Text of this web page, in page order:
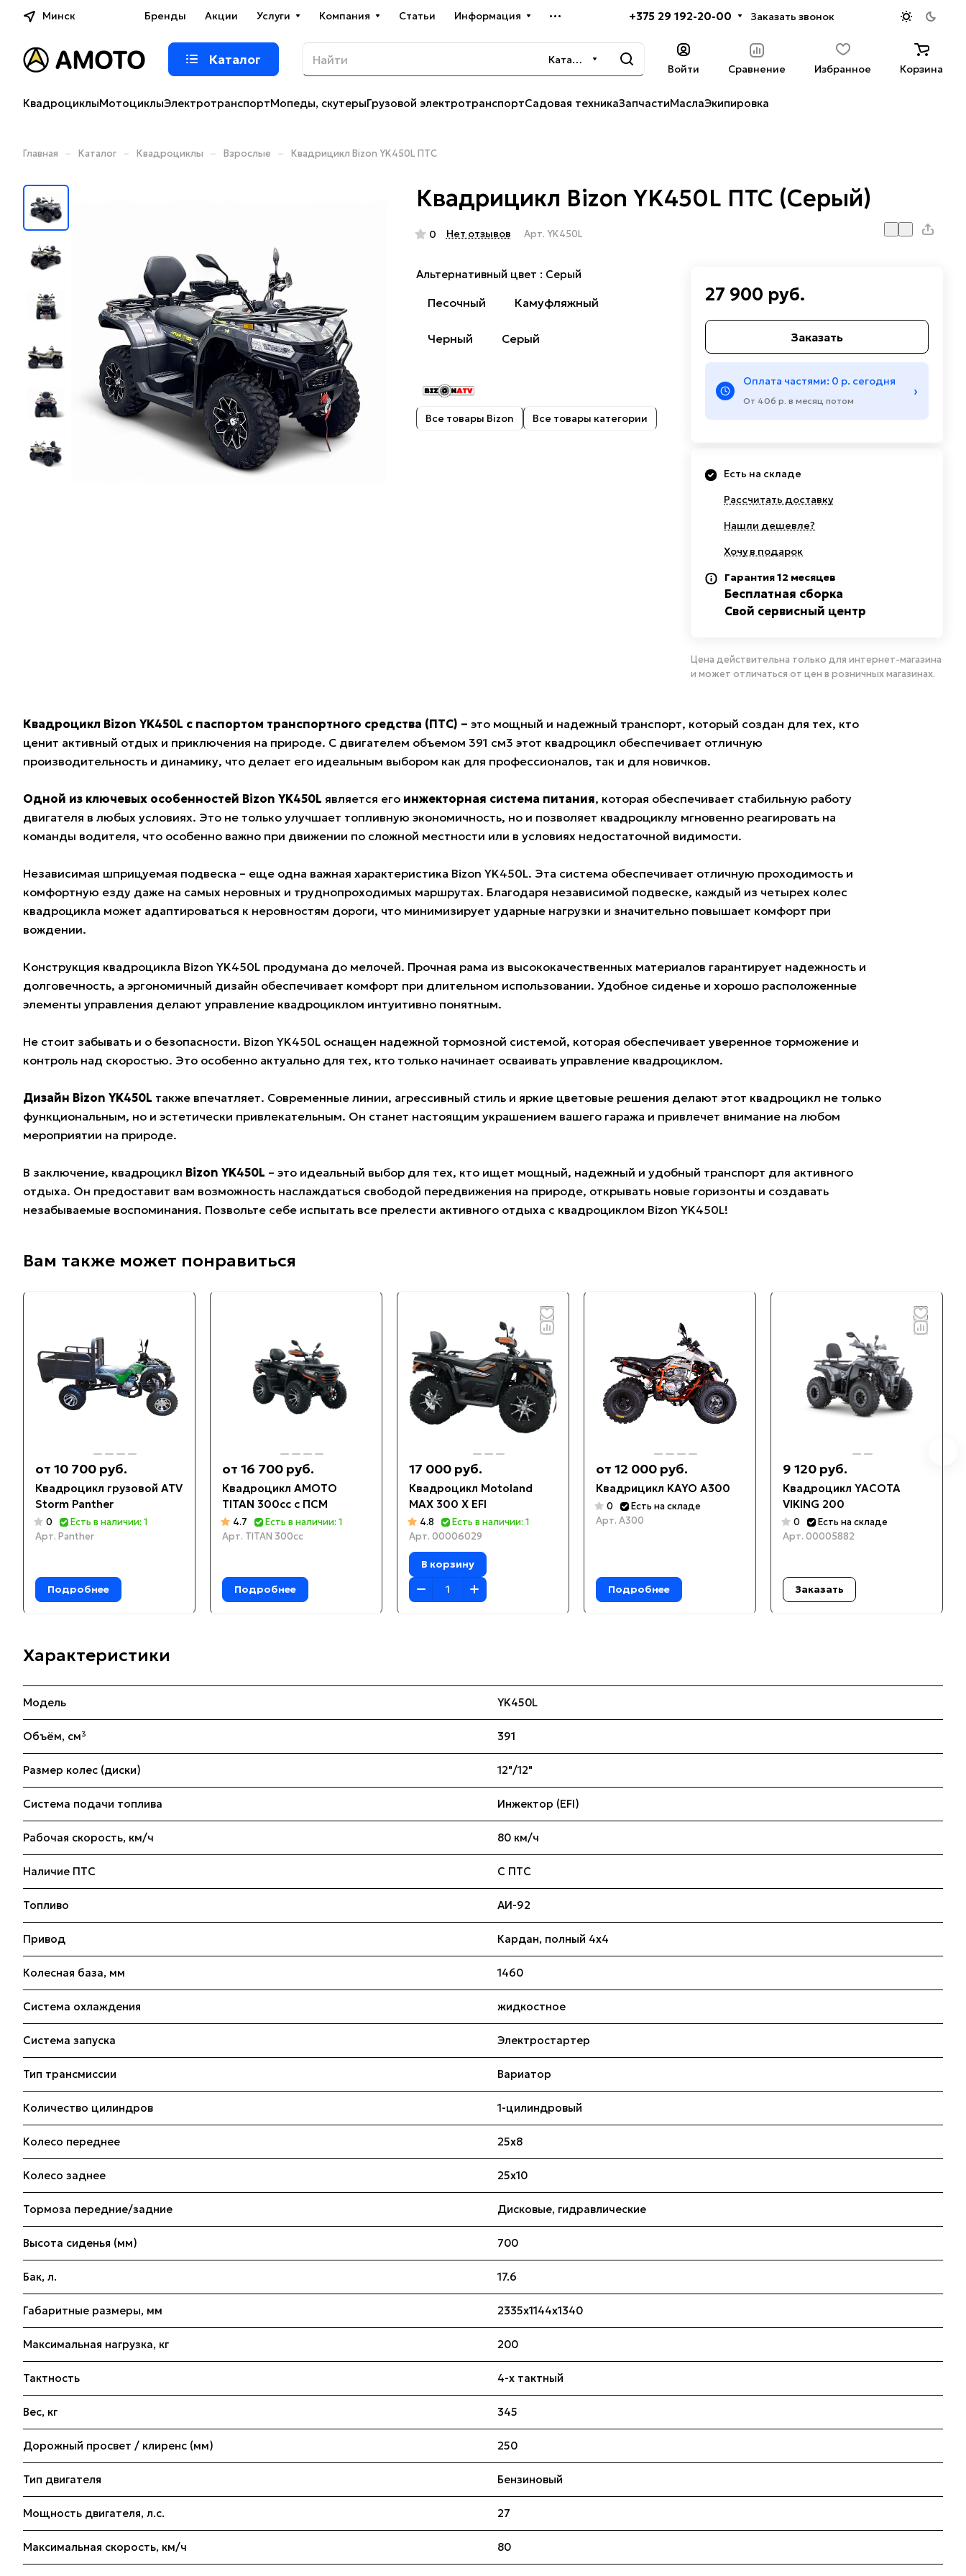
Минск Бренды Акции Услуги Компания Статьи Информация +375 29 192-20-00 Заказать звонок
Каталог Каталог
Войти Сравнение Избранное Корзина
КвадроциклыМотоциклыЭлектротранспортМопеды, скутерыГрузовой электротранспортСадовая техникаЗапчастиМаслаЭкипировка
Главная – Каталог – Квадроциклы – Взрослые – Квадрицикл Bizon YK450L ПТС
Квадрицикл Bizon YK450L ПТС (Серый)
0 Нет отзывов Арт. YK450L
Альтернативный цвет : Серый
Песочный Камуфляжный
Черный Серый
Все товары Bizon Все товары категории
27 900 руб.
Заказать
Оплата частями: 0 р. сегодня
От 406 р. в месяц потом
›
Есть на складе
Рассчитать доставку
Нашли дешевле?
Хочу в подарок
Гарантия 12 месяцев
Бесплатная сборка
Свой сервисный центр
Цена действительна только для интернет-магазина
и может отличаться от цен в розничных магазинах.
Квадроцикл Bizon YK450L с паспортом транспортного средства (ПТС) – это мощный и надежный транспорт, который создан для тех, кто
ценит активный отдых и приключения на природе. С двигателем объемом 391 см3 этот квадроцикл обеспечивает отличную
производительность и динамику, что делает его идеальным выбором как для профессионалов, так и для новичков.
Одной из ключевых особенностей Bizon YK450L является его инжекторная система питания, которая обеспечивает стабильную работу
двигателя в любых условиях. Это не только улучшает топливную экономичность, но и позволяет квадроциклу мгновенно реагировать на
команды водителя, что особенно важно при движении по сложной местности или в условиях недостаточной видимости.
Независимая шприцуемая подвеска – еще одна важная характеристика Bizon YK450L. Эта система обеспечивает отличную проходимость и
комфортную езду даже на самых неровных и труднопроходимых маршрутах. Благодаря независимой подвеске, каждый из четырех колес
квадроцикла может адаптироваться к неровностям дороги, что минимизирует ударные нагрузки и значительно повышает комфорт при
вождении.
Конструкция квадроцикла Bizon YK450L продумана до мелочей. Прочная рама из высококачественных материалов гарантирует надежность и
долговечность, а эргономичный дизайн обеспечивает комфорт при длительном использовании. Удобное сиденье и хорошо расположенные
элементы управления делают управление квадроциклом интуитивно понятным.
Не стоит забывать и о безопасности. Bizon YK450L оснащен надежной тормозной системой, которая обеспечивает уверенное торможение и
контроль над скоростью. Это особенно актуально для тех, кто только начинает осваивать управление квадроциклом.
Дизайн Bizon YK450L также впечатляет. Современные линии, агрессивный стиль и яркие цветовые решения делают этот квадроцикл не только
функциональным, но и эстетически привлекательным. Он станет настоящим украшением вашего гаража и привлечет внимание на любом
мероприятии на природе.
В заключение, квадроцикл Bizon YK450L – это идеальный выбор для тех, кто ищет мощный, надежный и удобный транспорт для активного
отдыха. Он предоставит вам возможность наслаждаться свободой передвижения на природе, открывать новые горизонты и создавать
незабываемые воспоминания. Позвольте себе испытать все прелести активного отдыха с квадроциклом Bizon YK450L!
Вам также может понравиться
от 10 700 руб.
Квадроцикл грузовой ATV
Storm Panther
0
Есть в наличии: 1
Арт. Panther
Подробнее
от 16 700 руб.
Квадроцикл AMOTO
TITAN 300cc с ПСМ
4.7
Есть в наличии: 1
Арт. TITAN 300cc
Подробнее
17 000 руб.
Квадроцикл Motoland
MAX 300 X EFI
4.8
Есть в наличии: 1
Арт. 00006029
В корзину
от 12 000 руб.
Квадрицикл KAYO A300
0
Есть на складе
Арт. A300
Подробнее
9 120 руб.
Квадроцикл YACOTA
VIKING 200
0
Есть на складе
Арт. 00005882
Заказать
Характеристики
Модель YK450L
Объём, см³ 391
Размер колес (диски) 12"/12"
Система подачи топлива Инжектор (EFI)
Рабочая скорость, км/ч 80 км/ч
Наличие ПТС С ПТС
Топливо АИ-92
Привод Кардан, полный 4х4
Колесная база, мм 1460
Система охлаждения жидкостное
Система запуска Электростартер
Тип трансмиссии Вариатор
Количество цилиндров 1-цилиндровый
Колесо переднее 25x8
Колесо заднее 25x10
Тормоза передние/задние Дисковые, гидравлические
Высота сиденья (мм) 700
Бак, л. 17.6
Габаритные размеры, мм 2335x1144x1340
Максимальная нагрузка, кг 200
Тактность 4-х тактный
Вес, кг 345
Дорожный просвет / клиренс (мм) 250
Тип двигателя Бензиновый
Мощность двигателя, л.с. 27
Максимальная скорость, км/ч 80